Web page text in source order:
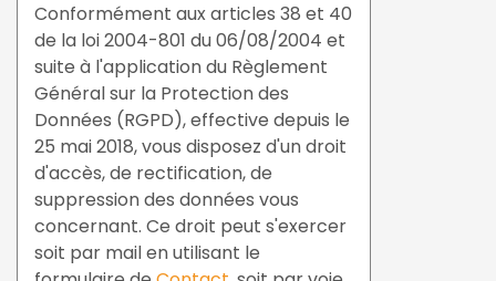
Conformément aux articles 38 et 40
de la loi 2004-801 du 06/08/2004 et
suite à l'application du Règlement
Général sur la Protection des
Données (RGPD), effective depuis le
25 mai 2018, vous disposez d'un droit
d'accès, de rectification, de
suppression des données vous
concernant. Ce droit peut s'exercer
soit par mail en utilisant le